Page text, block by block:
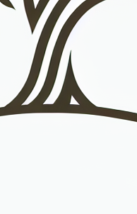
uitsluitend op de
die niet inbegrepen
of fouten in het aanbod